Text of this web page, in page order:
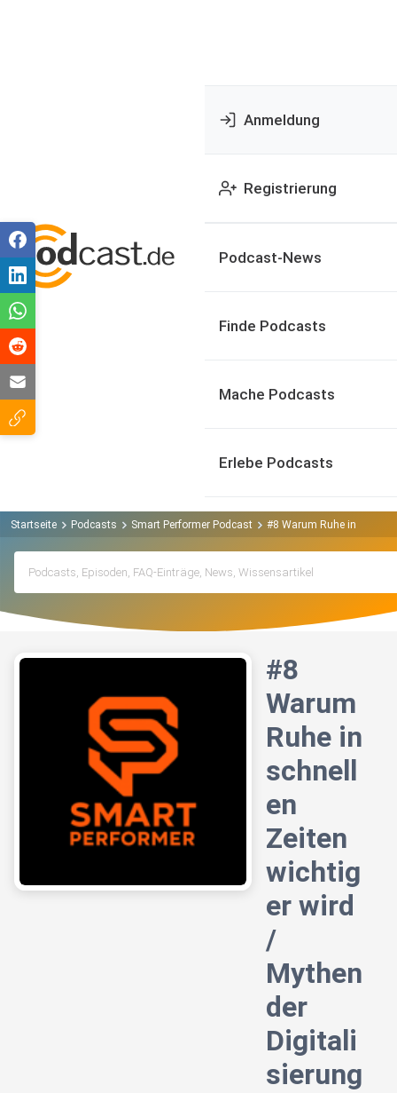
Anmeldung
Registrierung
Podcast-News
Finde Podcasts
Mache Podcasts
Erlebe Podcasts
Startseite Podcasts Smart Performer Podcast #8 Warum Ruhe in
#8
Warum
Ruhe in
schnell
en
Zeiten
wichtig
er wird
/
Mythen
der
Digitali
sierung